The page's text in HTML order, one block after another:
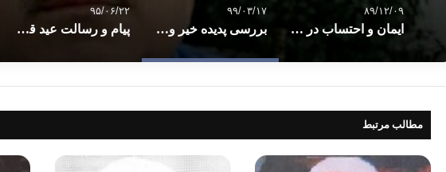
۸۹/۱۲/۰۹
ایمان و احتساب در شخصيت و ديدگاه مولانا محمّد الياس
۹۹/۰۳/۱۷
بررسی پدیده خیر و شر و نقش انسان در انتخاب خیر و شر
۹۵/۰۶/۲۲
پیام و رسالت عید قربان
مطالب مرتبط